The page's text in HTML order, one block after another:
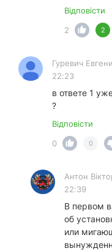
Відповісти
2
2
Гуревич
22:23
в ответе 1
?
Відповісти
0
0
Антон
22:39
В первом
об
или